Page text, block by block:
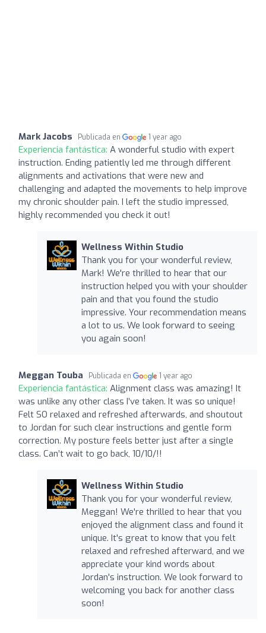
Mark Jacobs Publicada en 1 year ago
Experiencia fantástica: A wonderful studio with expert
instruction. Ending patiently led me through different
alignments and activations that were new and
challenging and adapted the movements to help improve
my chronic shoulder pain. I left the studio impressed,
highly recommended you check it out!
Wellness Within Studio
Thank you for your wonderful review,
Mark! We're thrilled to hear that our
instruction helped you with your shoulder
pain and that you found the studio
impressive. Your recommendation means
a lot to us. We look forward to seeing
you again soon!
Meggan Touba Publicada en 1 year ago
Experiencia fantástica: Alignment class was amazing! It
was unlike any other class I’ve taken. It was so unique!
Felt SO relaxed and refreshed afterwards, and shoutout
to Jordan for such clear instructions and gentle form
correction. My posture feels better just after a single
class. Can’t wait to go back, 10/10/!!
Wellness Within Studio
Thank you for your wonderful review,
Meggan! We're thrilled to hear that you
enjoyed the alignment class and found it
unique. It's great to know that you felt
relaxed and refreshed afterward, and we
appreciate your kind words about
Jordan's instruction. We look forward to
welcoming you back for another class
soon!